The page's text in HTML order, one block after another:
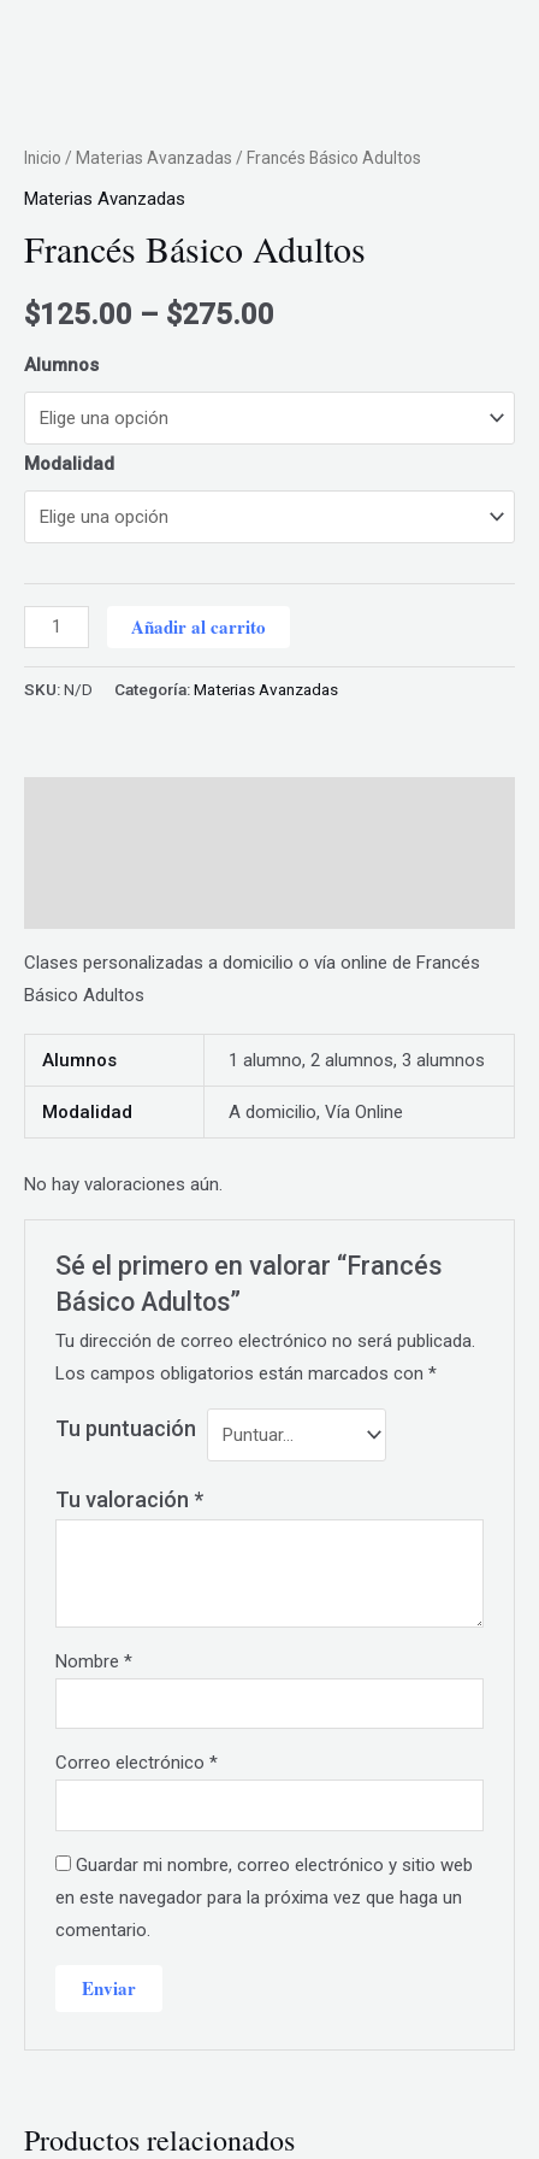
Inicio / Materias Avanzadas / Francés Básico Adultos
Materias Avanzadas
Francés Básico Adultos
$125.00 – $275.00
Alumnos
Modalidad
Francés
Básico
Adultos
Añadir al carrito
SKU:N/D Categoría:Materias Avanzadas
Clases personalizadas a domicilio o vía online de Francés
Básico Adultos
Alumnos 1 alumno, 2 alumnos, 3 alumnos
Modalidad A domicilio, Vía Online
No hay valoraciones aún.
Sé el primero en valorar “Francés
Básico Adultos”
Tu dirección de correo electrónico no será publicada.
Los campos obligatorios están marcados con*
Tu puntuación
Tu valoración *
Nombre*
Correo electrónico*
Guardar mi nombre, correo electrónico y sitio web
en este navegador para la próxima vez que haga un
comentario.
Productos relacionados